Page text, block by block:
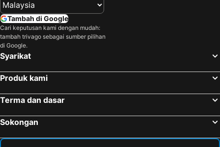
Tambah di Google
Cari keputusan kami dengan mudah:
tambah trivago sebagai sumber pilihan
di Google.
Syarikat
Produk kami
Terma dan dasar
Sokongan